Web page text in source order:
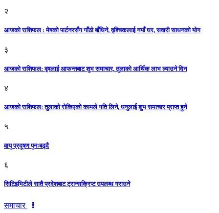
२
आजको राशिफल : मेषको पार्टनरसँग गाँठो बाँधिने, वृश्चिकलाई नयाँ घर, सवारी साधनकाे याेग
३
आजकाे राशिफल: वृषलाई आफन्तबाट शुभ समाचार, तुलाकाे आर्थिक लाभ ल्याउने दिन
४
आजको राशिफलः तुलाकाे रोकिएको कामले गति लिने, धनुलाई शुभ समाचार प्राप्त हुने
५
वायु प्रदूषण पुनःबढ्दै
६
सिटिइभिटीले सातै प्रदेशबाट ट्रान्सक्रिप्ट उपलब्ध गराउने
समाचार